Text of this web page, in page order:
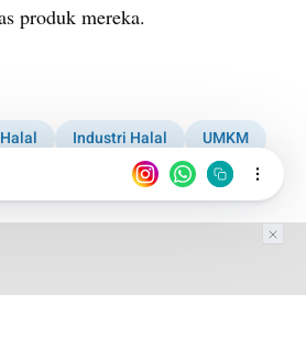
produk mereka.
Industri Halal
UMKM